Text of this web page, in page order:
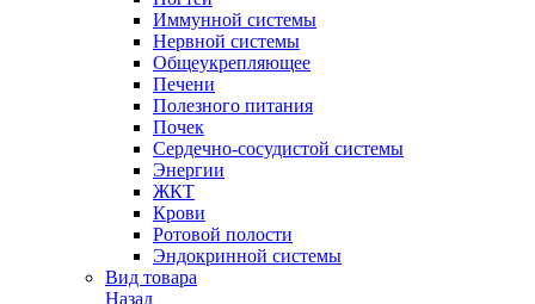
Иммунной системы
Нервной системы
Общеукрепляющее
Печени
Полезного питания
Почек
Сердечно-сосудистой системы
Энергии
ЖКТ
Крови
Ротовой полости
Эндокринной системы
Вид товара
Назад